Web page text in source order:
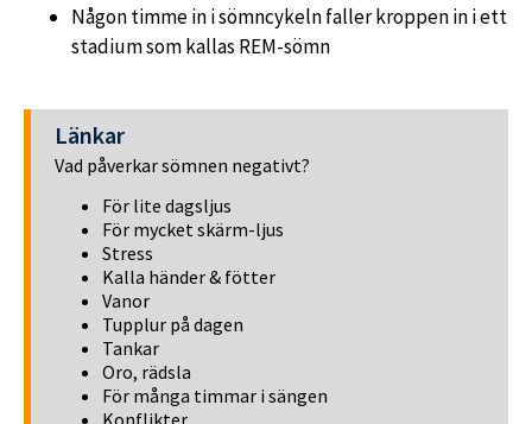
Någon timme in i sömncykeln faller kroppen in i ett
stadium som kallas REM-sömn
Länkar
Vad påverkar sömnen negativt?
För lite dagsljus
För mycket skärm-ljus
Stress
Kalla händer & fötter
Vanor
Tupplur på dagen
Tankar
Oro, rädsla
För många timmar i sängen